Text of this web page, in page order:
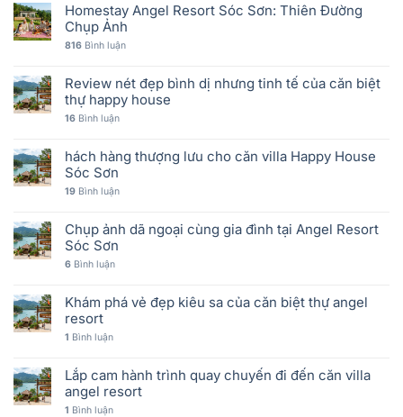
Homestay Angel Resort Sóc Sơn: Thiên Đường
Chụp Ảnh
816 Bình luận
Review nét đẹp bình dị nhưng tinh tế của căn biệt
thự happy house
16 Bình luận
hách hàng thượng lưu cho căn villa Happy House
Sóc Sơn
19 Bình luận
Chụp ảnh dã ngoại cùng gia đình tại Angel Resort
Sóc Sơn
6 Bình luận
Khám phá vẻ đẹp kiêu sa của căn biệt thự angel
resort
1 Bình luận
Lắp cam hành trình quay chuyến đi đến căn villa
angel resort
1 Bình luận